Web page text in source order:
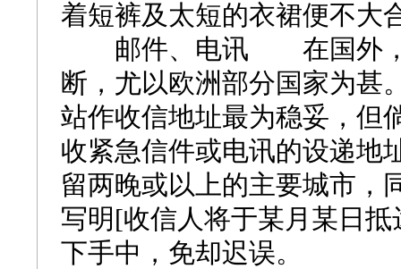
着短裤及太短的衣裙便不大
邮件、电讯 在国外，
断，尤以欧洲部分国家为甚
站作收信地址最为稳妥，但
收紧急信件或电讯的设递地
留两晚或以上的主要城市，
写明[收信人将于某月某日
下手中，免却迟误。